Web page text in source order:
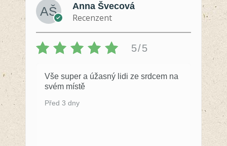
Anna Švecová
Recenzent
5/5
Vše super a úžasný lidi ze srdcem na
svém místě
Před 3 dny